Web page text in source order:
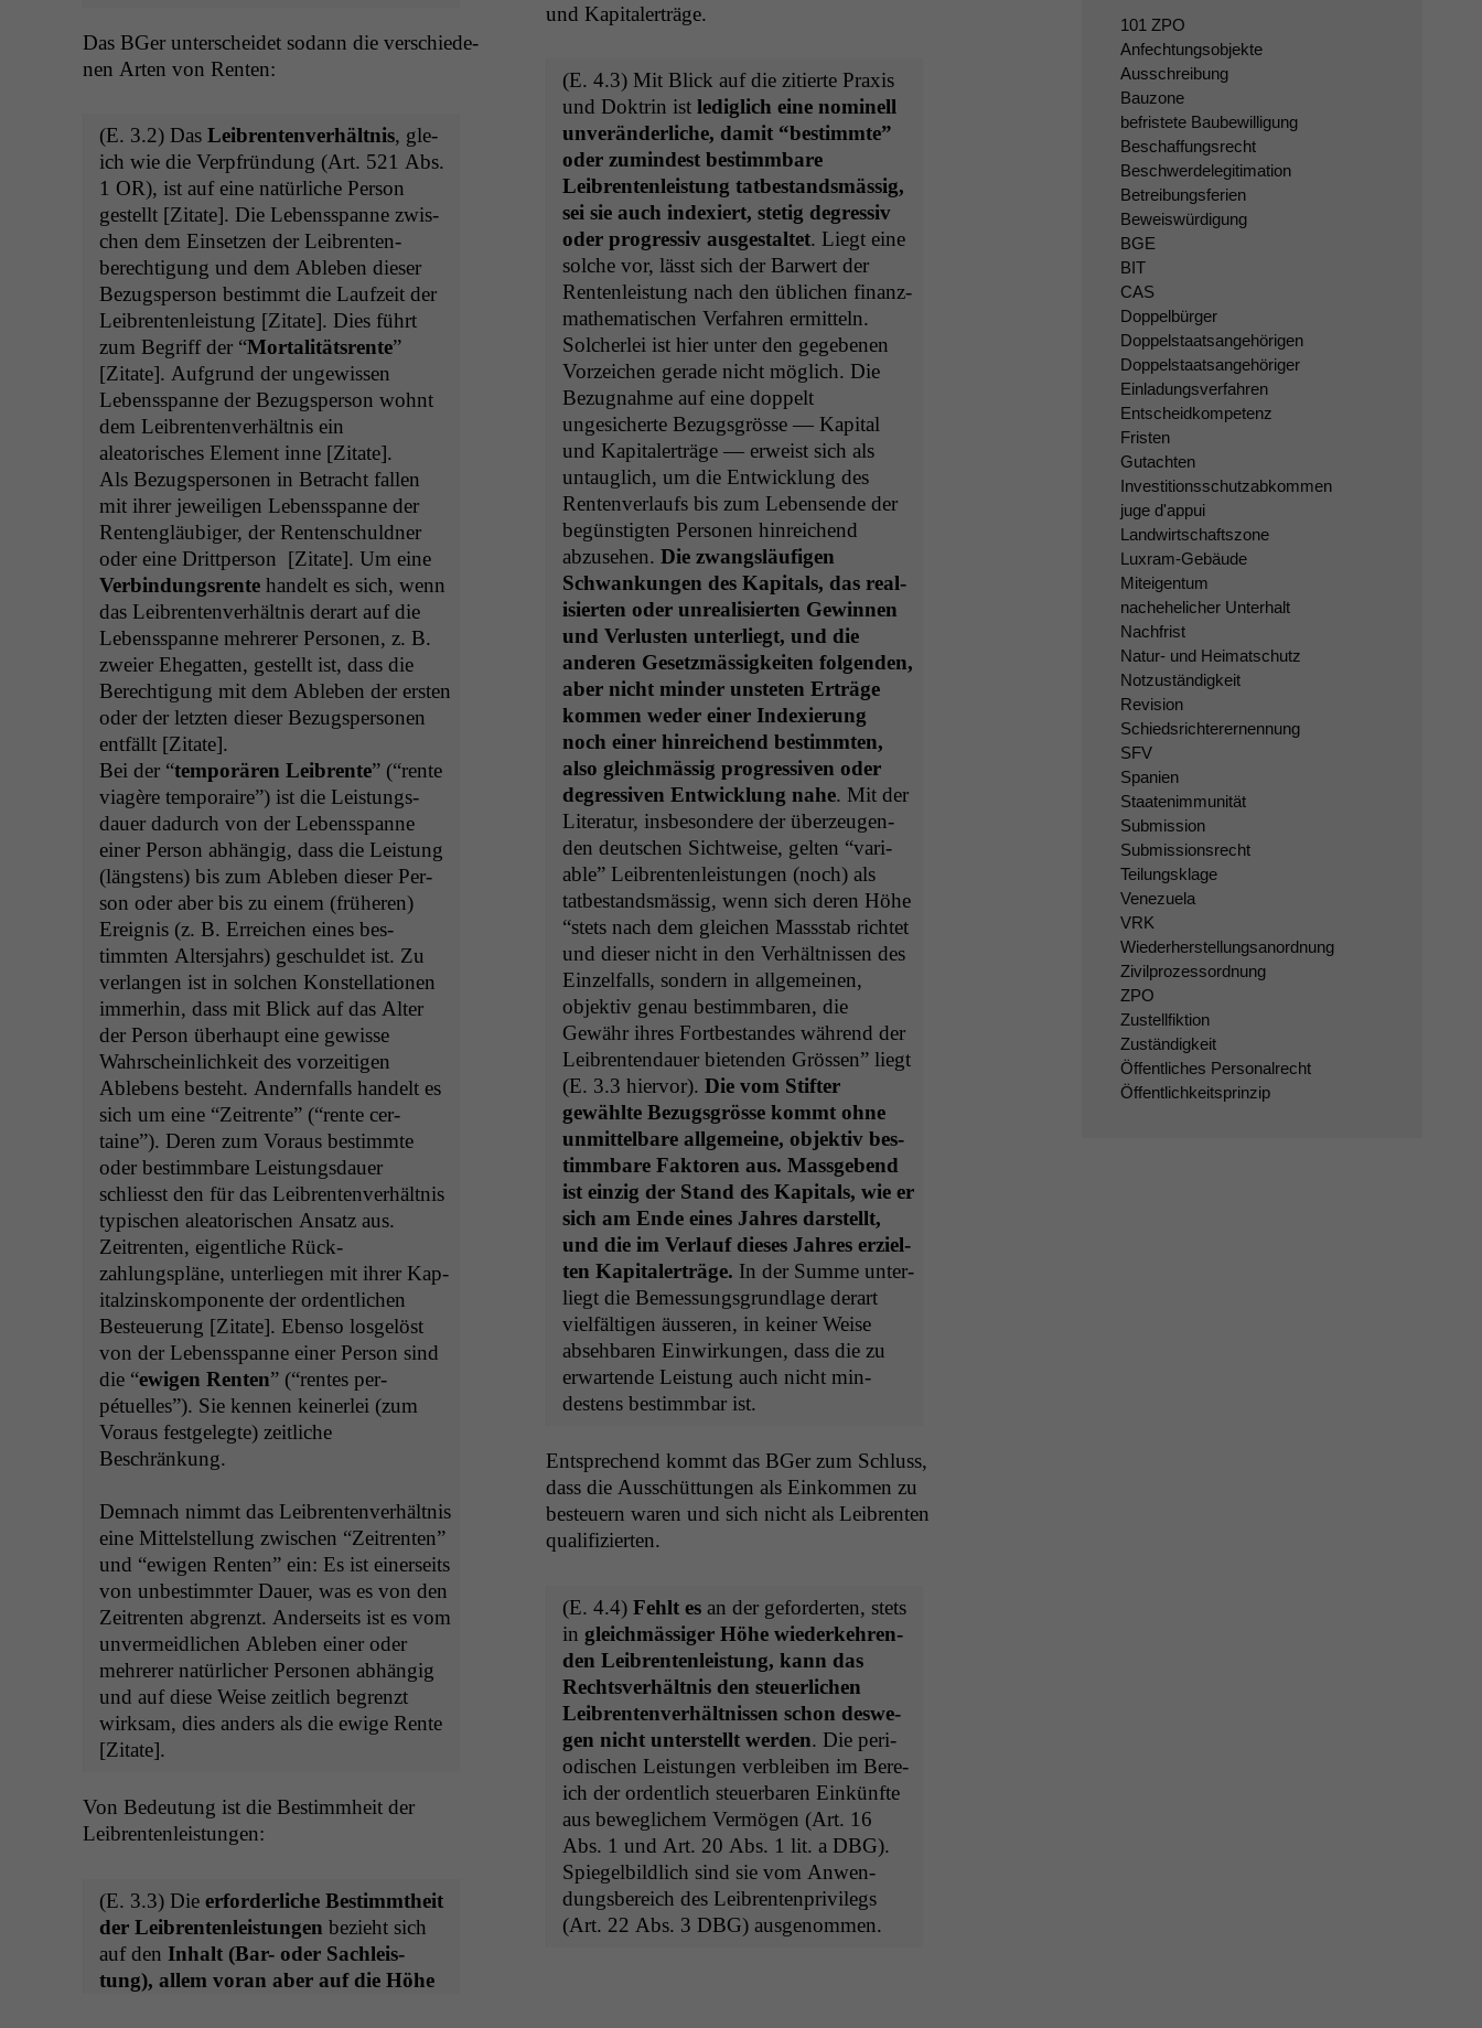
Das BGer unter­schei­det sodann die ver­schiede­
nen Arten von Renten:
(E. 3.2) Das Leibrenten­ver­hält­nis, gle­
ich wie die Verpfrün­dung (Art. 521 Abs.
1 OR), ist auf eine natür­liche Per­son
gestellt [Zitate]. Die Lebenss­panne zwis­
chen dem Ein­set­zen der Leibrenten­
berech­ti­gung und dem Ableben dieser
Bezugsper­son bes­timmt die Laufzeit der
Leibrenten­leis­tung [Zitate]. Dies führt
zum Begriff der “Mor­tal­ität­srente”
[Zitate]. Auf­grund der ungewis­sen
Lebenss­panne der Bezugsper­son wohnt
dem Leibrenten­ver­hält­nis ein
aleatorisches Ele­ment inne [Zitate].
Als Bezugsper­so­n­en in Betra­cht fall­en
mit ihrer jew­eili­gen Lebenss­panne der
Rentengläu­biger, der Renten­schuld­ner
oder eine Drittper­son [Zitate]. Um eine
Verbindungsrentehan­delt es sich, wenn
das Leibrenten­ver­hält­nis der­art auf die
Lebenss­panne mehrerer Per­so­n­en, z. B.
zweier Ehe­gat­ten, gestellt ist, dass die
Berech­ti­gung mit dem Ableben der ersten
oder der let­zten dieser Bezugsper­so­n­en
ent­fällt [Zitate].
Bei der “tem­porären Leibrente” (“rente
viagère tem­po­raire”) ist die Leis­tungs­
dauer dadurch von der Lebenss­panne
ein­er Per­son abhängig, dass die Leis­tung
(läng­stens) bis zum Ableben dieser Per­
son oder aber bis zu einem (früheren)
Ereig­nis (z. B. Erre­ichen eines bes­
timmten Alter­s­jahrs) geschuldet ist. Zu
ver­lan­gen ist in solchen Kon­stel­la­tio­nen
immer­hin, dass mit Blick auf das Alter
der Per­son über­haupt eine gewisse
Wahrschein­lichkeit des vorzeit­i­gen
Ablebens beste­ht. Andern­falls han­delt es
sich um eine “Zeitrente” (“rente cer­
taine”). Deren zum Voraus bes­timmte
oder bes­timm­bare Leis­tungs­dauer
schliesst den für das Leibrenten­ver­hält­nis
typ­is­chen aleatorischen Ansatz aus.
Zeitrenten, eigentliche Rück­
zahlungspläne, unter­liegen mit ihrer Kap­
i­talzin­skom­po­nente der ordentlichen
Besteuerung [Zitate]. Eben­so los­gelöst
von der Lebenss­panne ein­er Per­son sind
die “ewigen Renten” (“rentes per­
pétuelles”). Sie ken­nen kein­er­lei (zum
Voraus fest­gelegte) zeitliche
Beschränkung.
Dem­nach nimmt das Leibrenten­ver­hält­nis
eine Mit­tel­stel­lung zwis­chen “Zeitrenten”
und “ewigen Renten” ein: Es ist ein­er­seits
von unbes­timmter Dauer, was es von den
Zeitrenten abgren­zt. Ander­seits ist es vom
unver­mei­dlichen Ableben ein­er oder
mehrerer natür­lich­er Per­so­n­en abhängig
und auf diese Weise zeitlich begren­zt
wirk­sam, dies anders als die ewige Rente
[Zitate].
Von Bedeu­tung ist die Bes­timmheit der
Leibrentenleistungen:
(E. 3.3) Die erforder­liche Bes­timmtheit
der Leibrenten­leis­tun­gen bezieht sich
auf den Inhalt (Bar- oder Sach­leis­
tung), allem voran aber auf die Höhe
und Kapitalerträge.
(E. 4.3) Mit Blick auf die zitierte Prax­is
und Dok­trin ist lediglich eine nominell
unverän­der­liche, damit “bes­timmte”
oder zumin­d­est bes­timm­bare
Leibrenten­leis­tung tatbe­standsmäs­sig,
sei sie auch index­iert, stetig degres­siv
oder pro­gres­siv aus­gestal­tet. Liegt eine
solche vor, lässt sich der Bar­w­ert der
Renten­leis­tung nach den üblichen finanz­
math­e­ma­tis­chen Ver­fahren ermit­teln.
Solcher­lei ist hier unter den gegebe­nen
Vorze­ichen ger­ade nicht möglich. Die
Bezug­nahme auf eine dop­pelt
ungesicherte Bezugs­grösse — Kap­i­tal
und Kap­i­talerträge — erweist sich als
untauglich, um die Entwick­lung des
Renten­ver­laufs bis zum Lebensende der
begün­stigten Per­so­n­en hin­re­ichend
abzuse­hen. Die zwangsläu­fi­gen
Schwankun­gen des Kap­i­tals, das real­
isierten oder unre­al­isierten Gewin­nen
und Ver­lus­ten unter­liegt, und die
anderen Geset­zmäs­sigkeit­en fol­gen­den,
aber nicht min­der unsteten Erträge
kom­men wed­er ein­er Index­ierung
noch ein­er hin­re­ichend bes­timmten,
also gle­ich­mäs­sig pro­gres­siv­en oder
degres­siv­en Entwick­lung nahe. Mit der
Lit­er­atur, ins­beson­dere der überzeu­gen­
den deutschen Sichtweise, gel­ten “vari­
able” Leibrenten­leis­tun­gen (noch) als
tatbe­standsmäs­sig, wenn sich deren Höhe
“stets nach dem gle­ichen Massstab richtet
und dieser nicht in den Ver­hält­nis­sen des
Einzelfalls, son­dern in all­ge­meinen,
objek­tiv genau bes­timm­baren, die
Gewähr ihres Fortbe­standes während der
Leibrenten­dauer bietenden Grössen” liegt
(E. 3.3 hier­vor). Die vom Stifter
gewählte Bezugs­grösse kommt ohne
unmit­tel­bare all­ge­meine, objek­tiv bes­
timm­bare Fak­toren aus. Mass­gebend
ist einzig der Stand des Kap­i­tals, wie er
sich am Ende eines Jahres darstellt,
und die im Ver­lauf dieses Jahres erziel­
ten Kap­i­talerträge. In der Summe unter­
liegt die Bemes­sungs­grund­lage der­art
vielfälti­gen äusseren, in kein­er Weise
abse­hbaren Ein­wirkun­gen, dass die zu
erwartende Leis­tung auch nicht min­
destens bes­timm­bar ist.
Entsprechend kommt das BGer zum Schluss,
dass die Auss­chüt­tun­gen als Einkom­men zu
besteuern waren und sich nicht als Leibrenten
qualifizierten.
(E. 4.4) Fehlt esan der geforderten, stets
in gle­ich­mäs­siger Höhe wiederkehren­
den Leibrenten­leis­tung, kann das
Rechtsver­hält­nis den steuer­lichen
Leibrenten­ver­hält­nis­sen schon deswe­
gen nicht unter­stellt wer­den. Die peri­
odis­chen Leis­tun­gen verbleiben im Bere­
ich der ordentlich steuer­baren Einkün­fte
aus beweglichem Ver­mö­gen (Art. 16
Abs. 1 und Art. 20 Abs. 1 lit. a DBG).
Spiegel­bildlich sind sie vom Anwen­
dungs­bere­ich des Leibrenten­priv­i­legs
(Art. 22 Abs. 3 DBG) ausgenommen.
101 ZPO
Anfechtungsobjekte
Ausschreibung
Bauzone
befristete Baubewilligung
Beschaffungsrecht
Beschwerdelegitimation
Betreibungsferien
Beweiswürdigung
BGE
BIT
CAS
Doppelbürger
Doppelstaatsangehörigen
Doppelstaatsangehöriger
Einladungsverfahren
Entscheidkompetenz
Fristen
Gutachten
Investitionsschutzabkommen
juge d'appui
Landwirtschaftszone
Luxram-Gebäude
Miteigentum
nachehelicher Unterhalt
Nachfrist
Natur- und Heimatschutz
Notzuständigkeit
Revision
Schiedsrichterernennung
SFV
Spanien
Staatenimmunität
Submission
Submissionsrecht
Teilungsklage
Venezuela
VRK
Wiederherstellungsanordnung
Zivilprozessordnung
ZPO
Zustellfiktion
Zuständigkeit
Öffentliches Personalrecht
Öffentlichkeitsprinzip
Notwendige
Cookies
Diese
Cookies sind
nicht
optional, es
braucht sie,
damit die
Website
korrekt
Statistiken
Um unsere
wir
anonyme
statistische
Daten auf.
Funktionalität
Einige
Funktionen auf
dieser Website
sind optional.
Wenn Sie
diese Option
deaktivieren,
kann die